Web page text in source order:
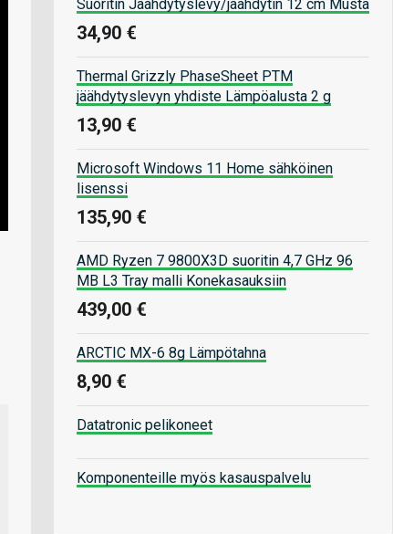
Suoritin Jäähdytyslevy/jäähdytin 12 cm Musta
34,90 €
Thermal Grizzly PhaseSheet PTM
jäähdytyslevyn yhdiste Lämpöalusta 2 g
13,90 €
Microsoft Windows 11 Home sähköinen
lisenssi
135,90 €
AMD Ryzen 7 9800X3D suoritin 4,7 GHz 96
MB L3 Tray malli Konekasauksiin
439,00 €
ARCTIC MX-6 8g Lämpötahna
8,90 €
Datatronic pelikoneet
Komponenteille myös kasauspalvelu